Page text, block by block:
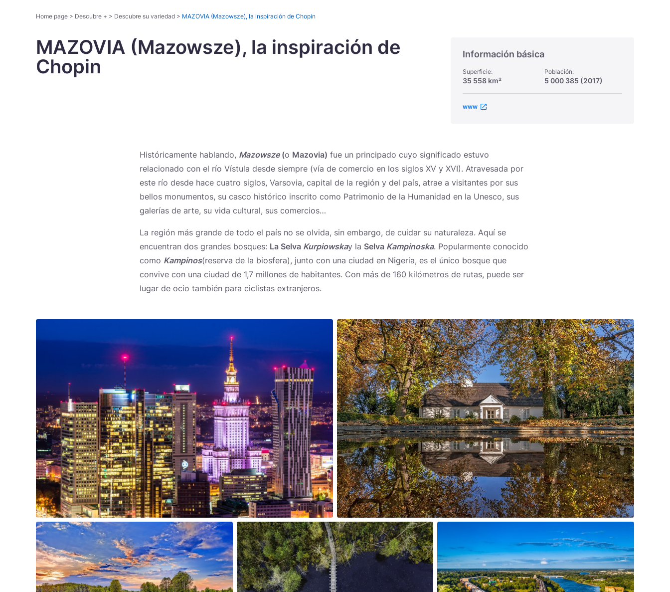
Rutas temáticas
Home page > Descubre + > Descubre su variedad > MAZOVIA (Mazowsze), la inspiración de Chopin
MAZOVIA (Mazowsze), la inspiración de
Chopin
Información básica
Superficie:
35 558 km²
Población:
5 000 385 (2017)
www
Históricamente hablando, Mazowsze (o Mazovia) fue un principado cuyo significado estuvo
relacionado con el río Vístula desde siempre (vía de comercio en los siglos XV y XVI). Atravesada por
este río desde hace cuatro siglos, Varsovia, capital de la región y del país, atrae a visitantes por sus
bellos monumentos, su casco histórico inscrito como Patrimonio de la Humanidad en la Unesco, sus
galerías de arte, su vida cultural, sus comercios…
La región más grande de todo el país no se olvida, sin embargo, de cuidar su naturaleza. Aquí se
encuentran dos grandes bosques: La Selva Kurpiowskay la Selva Kampinoska. Popularmente conocido
como Kampinos(reserva de la biosfera), junto con una ciudad en Nigeria, es el único bosque que
convive con una ciudad de 1,7 millones de habitantes. Con más de 160 kilómetros de rutas, puede ser
lugar de ocio también para ciclistas extranjeros.